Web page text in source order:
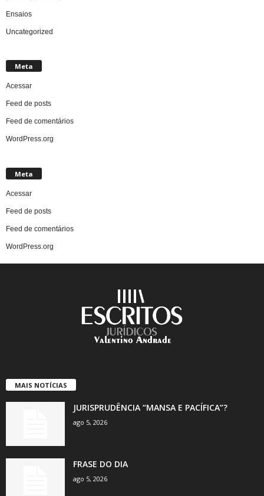
Ensaios
Uncategorized
Meta
Acessar
Feed de posts
Feed de comentários
WordPress.org
Meta
Acessar
Feed de posts
Feed de comentários
WordPress.org
MAIS NOTÍCIAS
JURISPRUDÊNCIA “MANSA E PACÍFICA”?
ago 5, 2026
FRASE DO DIA
ago 5, 2026